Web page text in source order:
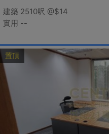
建築 2510呎 @$14
實用 --
置頂